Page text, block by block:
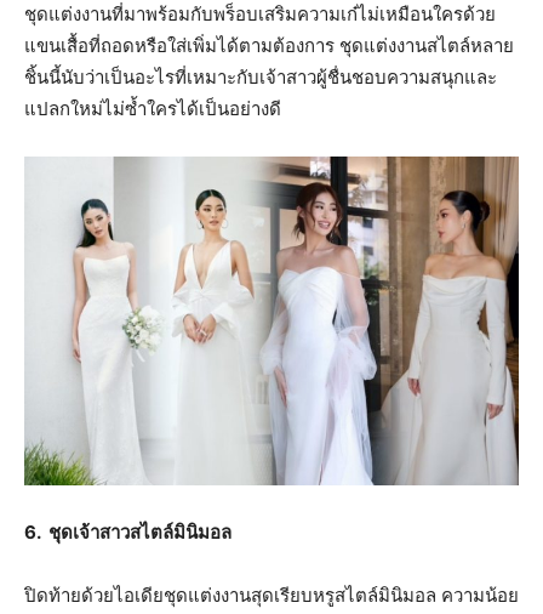
ชุดแต่งงานที่มาพร้อมกับพร็อบเสริมความเก๋ไม่เหมือนใครด้วย
แขนเสื้อที่ถอดหรือใส่เพิ่มได้ตามต้องการ ชุดแต่งงานสไตล์หลาย
ชิ้นนี้นับว่าเป็นอะไรที่เหมาะกับเจ้าสาวผู้ชื่นชอบความสนุกและ
แปลกใหม่ไม่ซ้ำใครได้เป็นอย่างดี
6. ชุดเจ้าสาวสไตล์มินิมอล
ปิดท้ายด้วยไอเดียชุดแต่งงานสุดเรียบหรูสไตล์มินิมอล ความน้อย